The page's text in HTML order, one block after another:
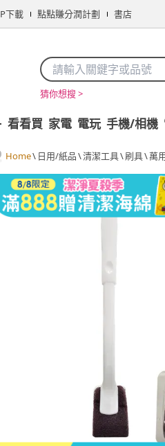
下載 點點賺分潤計劃 書店
猜你想搜 >
看看買 家電 電玩 手機/相機
Home\ 日用/紙品\清潔工具\刷具\萬